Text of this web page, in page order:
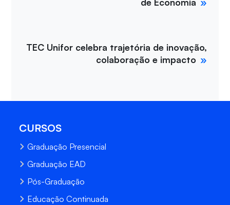
TEC Unifor celebra trajetória de inovação,
colaboração e impacto
CURSOS
Graduação Presencial
Graduação EAD
Pós-Graduação
Educação Continuada